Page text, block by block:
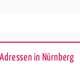
in Nürnberg